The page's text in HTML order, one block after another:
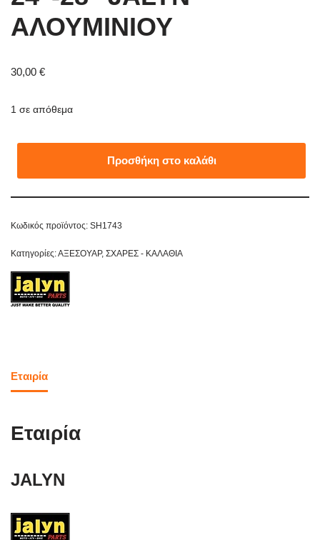
ΑΛΟΥΜΙΝΙΟΥ
30,00 €
1 σε απόθεμα
Προσθήκη στο καλάθι
Κωδικός προϊόντος: SH1743
Κατηγορίες:ΑΞΕΣΟΥΑΡ, ΣΧΑΡΕΣ - ΚΑΛΑΘΙΑ
Εταιρία
Εταιρία
JALYN